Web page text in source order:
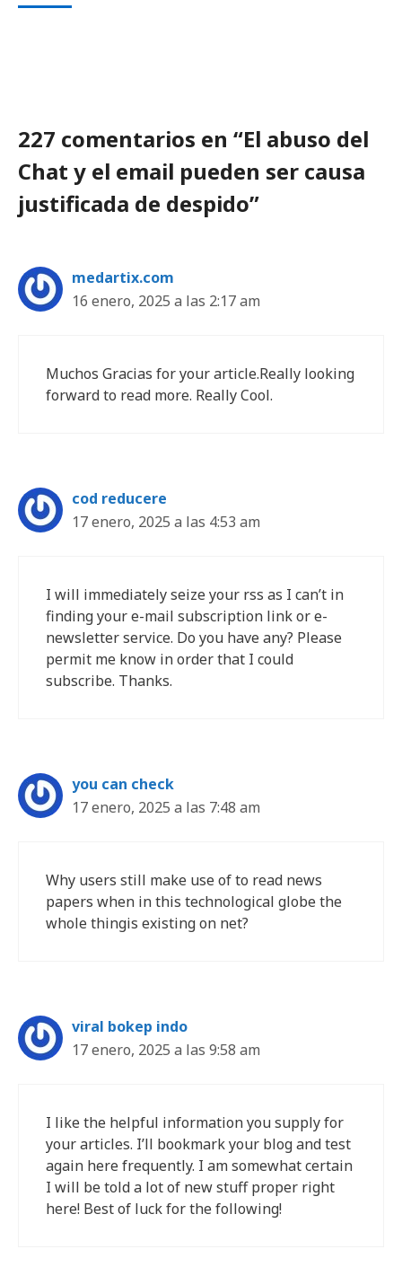
227 comentarios en “El abuso del
Chat y el email pueden ser causa
justificada de despido”
medartix.com
16 enero, 2025 a las 2:17 am
Muchos Gracias for your article.Really looking
forward to read more. Really Cool.
cod reducere
17 enero, 2025 a las 4:53 am
I will immediately seize your rss as I can’t in
finding your e-mail subscription link or e-
newsletter service. Do you have any? Please
permit me know in order that I could
subscribe. Thanks.
you can check
17 enero, 2025 a las 7:48 am
Why users still make use of to read news
papers when in this technological globe the
whole thingis existing on net?
viral bokep indo
17 enero, 2025 a las 9:58 am
I like the helpful information you supply for
your articles. I’ll bookmark your blog and test
again here frequently. I am somewhat certain
I will be told a lot of new stuff proper right
here! Best of luck for the following!